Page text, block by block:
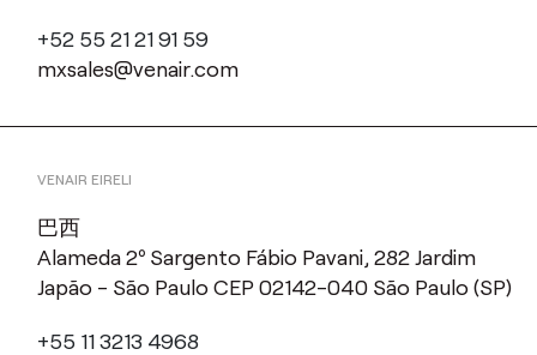
+52 55 21 21 91 59
mxsales@venair.com
VENAIR EIRELI
巴西
Alameda 2º Sargento Fábio Pavani, 282 Jardim
Japão - São Paulo CEP 02142-040 São Paulo (SP)
+55 11 3213 4968